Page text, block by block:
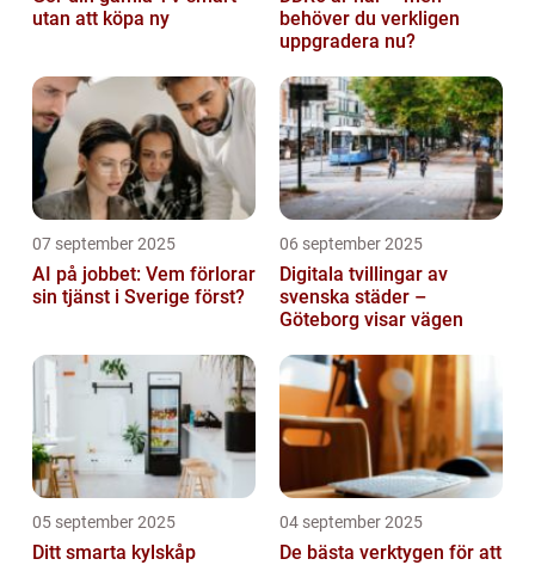
utan att köpa ny
behöver du verkligen
uppgradera nu?
07 september 2025
AI på jobbet: Vem förlorar
sin tjänst i Sverige först?
06 september 2025
Digitala tvillingar av
svenska städer –
Göteborg visar vägen
05 september 2025
Ditt smarta kylskåp
04 september 2025
De bästa verktygen för att